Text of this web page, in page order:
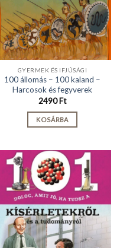
GYERMEK ÉS IFJÚSÁGI
100 állomás – 100 kaland –
Harcosok és fegyverek
2490Ft
KOSÁRBA